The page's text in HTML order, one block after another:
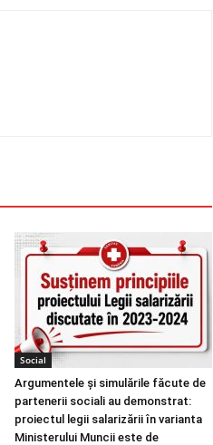
Social
Argumentele și simulările făcute de
partenerii sociali au demonstrat:
proiectul legii salarizării în varianta
Ministerului Muncii este de